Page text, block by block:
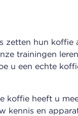
zetten hun koffie
trainingen
u een echte
koffie heeft u
kennis en